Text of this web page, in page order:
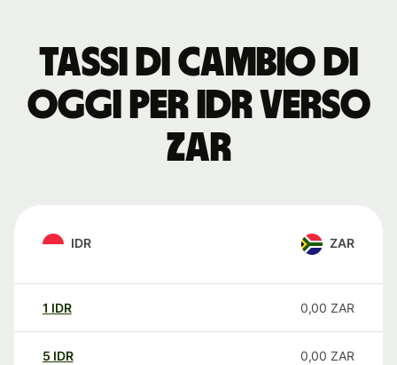
Tassi di cambio di
oggi per IDR verso
ZAR
IDR ZAR
1 IDR 0,00 ZAR
5 IDR 0,00 ZAR